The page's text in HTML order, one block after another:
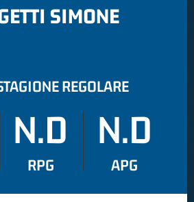
SIMONE
REGOLARE
N.D
RPG
N.D
APG